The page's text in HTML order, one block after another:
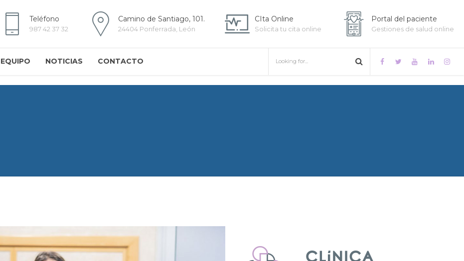
Teléfono
987 42 37 32
Camino de Santiago, 101.
24404 Ponferrada, León
CIta Online
Solicita tu cita online
Portal del paciente
Gestiones de salud online
EQUIPO NOTICIAS CONTACTO